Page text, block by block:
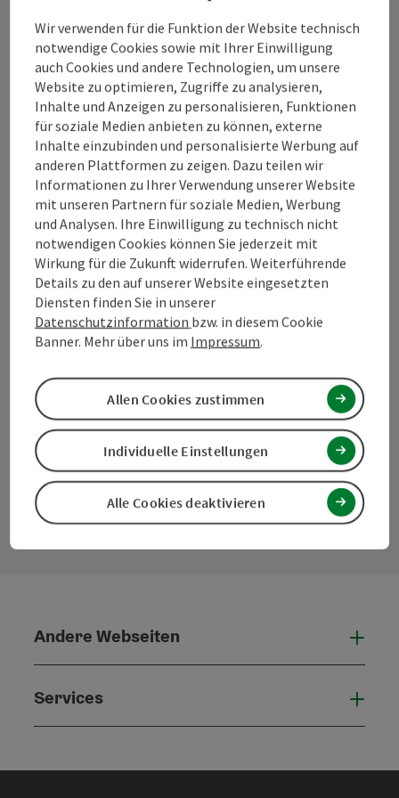
Kontakt
Tourismusverband Mühlviertel
Hauptplatz 19
4190 Bad Leonfelden
+43 50 7263
info@muehlviertel.at
Kontaktformular
Andere Webseiten
Services
Wir verwenden für die Funktion der Website technisch
notwendige Cookies sowie mit Ihrer Einwilligung
auch Cookies und andere Technologien, um unsere
Website zu optimieren, Zugriffe zu analysieren,
Inhalte und Anzeigen zu personalisieren, Funktionen
für soziale Medien anbieten zu können, externe
Inhalte einzubinden und personalisierte Werbung auf
anderen Plattformen zu zeigen. Dazu teilen wir
Informationen zu Ihrer Verwendung unserer Website
mit unseren Partnern für soziale Medien, Werbung
und Analysen. Ihre Einwilligung zu technisch nicht
notwendigen Cookies können Sie jederzeit mit
Wirkung für die Zukunft widerrufen. Weiterführende
Details zu den auf unserer Website eingesetzten
Diensten finden Sie in unserer
Datenschutzinformation bzw. in diesem Cookie
Banner. Mehr über uns im Impressum.
Alle Cookies deaktivieren
Individuelle Einstellungen
Allen Cookies zustimmen